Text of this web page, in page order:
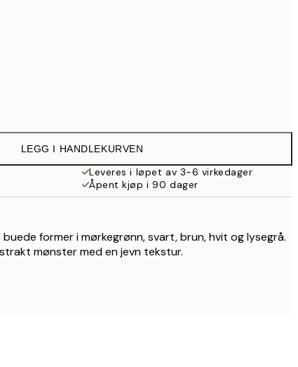
LEGG I HANDLEKURVEN
Leveres i løpet av 3-6 virkedager
Åpent kjøp i 90 dager
former i mørkegrønn, svart, brun, hvit og lysegrå.
mønster med en jevn tekstur.